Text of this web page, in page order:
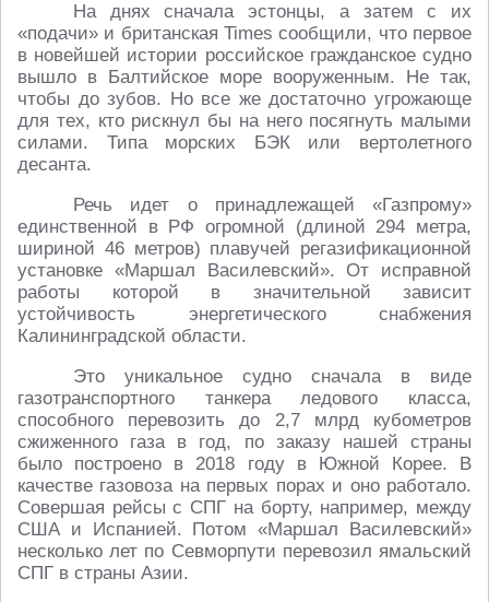
На днях сначала эстонцы, а затем с их
«подачи» и британская Times сообщили, что первое
в новейшей истории российское гражданское судно
вышло в Балтийское море вооруженным. Не так,
чтобы до зубов. Но все же достаточно угрожающе
для тех, кто рискнул бы на него посягнуть малыми
силами. Типа морских БЭК или вертолетного
десанта.
Речь идет о принадлежащей «Газпрому»
единственной в РФ огромной (длиной 294 метра,
шириной 46 метров) плавучей регазификационной
установке «Маршал Василевский». От исправной
работы которой в значительной зависит
устойчивость энергетического снабжения
Калининградской области.
Это уникальное судно сначала в виде
газотранспортного танкера ледового класса,
способного перевозить до 2,7 млрд кубометров
сжиженного газа в год, по заказу нашей страны
было построено в 2018 году в Южной Корее. В
качестве газовоза на первых порах и оно работало.
Совершая рейсы с СПГ на борту, например, между
США и Испанией. Потом «Маршал Василевский»
несколько лет по Севморпути перевозил ямальский
СПГ в страны Азии.